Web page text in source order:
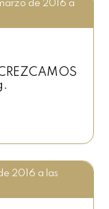
de 2016 a
2016 a las